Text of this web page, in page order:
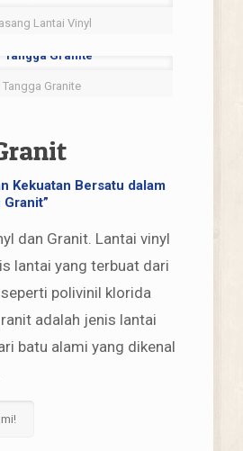
Lantai Vinyl
Tangga Granite
Kekuatan Bersatu dalam
dan Granit. Lantai vinyl
lantai yang terbuat dari
polivinil klorida
adalah jenis lantai
batu alami yang dikenal